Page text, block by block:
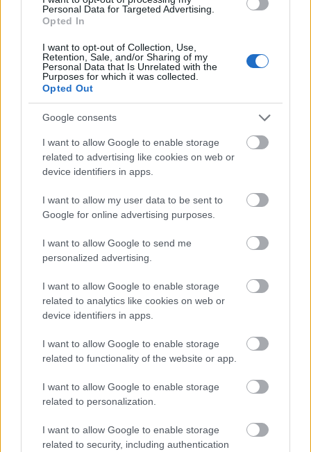
Personal Data for Targeted Advertising.
Opted In
I want to opt-out of Collection, Use,
Retention, Sale, and/or Sharing of my
Personal Data that Is Unrelated with the
Purposes for which it was collected.
Opted Out
Google consents
I want to allow Google to enable storage
related to advertising like cookies on web or
device identifiers in apps.
I want to allow my user data to be sent to
Google for online advertising purposes.
I want to allow Google to send me
personalized advertising.
I want to allow Google to enable storage
related to analytics like cookies on web or
device identifiers in apps.
I want to allow Google to enable storage
related to functionality of the website or app.
I want to allow Google to enable storage
related to personalization.
I want to allow Google to enable storage
related to security, including authentication
(@milesjtp)2017. október 23.
src="//platform.twitter.com/widgets.js"
charset="utf-8">
Így üldögél Kris, miután bezsebelte a terhességekről
adott információkért a pénzt!